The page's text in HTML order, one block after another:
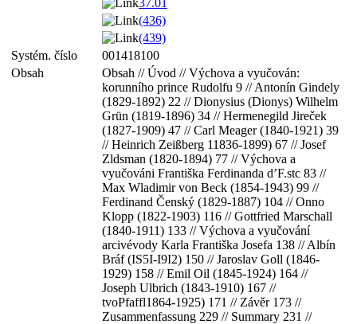
37.01
(436)
(439)
Systém. číslo
001418100
Obsah
Obsah // Úvod // Výchova a vyučován:
korunního prince Rudolfu 9 // Antonín Gindely
(1829-1892) 22 // Dionysius (Dionys) Wilhelm
Grün (1819-1896) 34 // Hermenegild Jireček
(1827-1909) 47 // Carl Meager (1840-1921) 39
// Heinrich Zeißberg 11836-1899) 67 // Josef
Zldsman (1820-1894) 77 // Výchova a
vyučováni Františka Ferdinanda d’F.stc 83 //
Max Wladimir von Beck (1854-1943) 99 //
Ferdinand Čenský (1829-1887) 104 // Onno
Klopp (1822-1903) 116 // Gottfried Marschall
(1840-1911) 133 // Výchova a vyučování
arcivévody Karla Františka Josefa 138 // Albín
Bráf (IS5I-I9I2) 150 // Jaroslav Goll (1846-
1929) 158 // Emil Oil (1845-1924) 164 //
Joseph Ulbrich (1843-1910) 167 //
tvoPfaffl1864-1925) 171 // Závěr 173 //
Zusammenfassung 229 // Summary 231 //